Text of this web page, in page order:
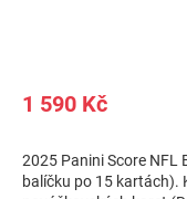
1 590 Kč
2025 Panini Score NFL
balíčku po 15 kartách).